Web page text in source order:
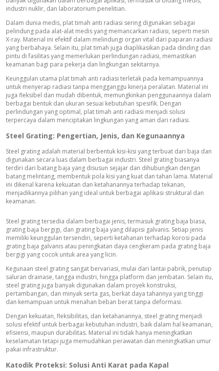
industri nuklir, dan laboratorium penelitian.
Dalam dunia medis, plat timah anti radiasi sering digunakan sebagai
pelindung pada alat-alat medis yang memancarkan radiasi, seperti mesin
X-ray. Material ini efektif dalam melindungi organ vital dari paparan radiasi
yang berbahaya. Selain itu, plat timah juga diaplikasikan pada dinding dan
pintu di fasilitas yang memerlukan perlindungan radiasi, memastikan
keamanan bagi para pekerja dan lingkungan sekitarnya.
Keunggulan utama plat timah anti radiasi terletak pada kemampuannya
untuk menyerap radiasi tanpa mengganggu kinerja peralatan. Material ini
juga fleksibel dan mudah dibentuk, memungkinkan penggunaannya dalam
berbagai bentuk dan ukuran sesuai kebutuhan spesifik. Dengan
perlindungan yang optimal, plat timah anti radiasi menjadi solusi
terpercaya dalam menciptakan lingkungan yang aman dari radiasi.
Steel Grating: Pengertian, Jenis, dan Kegunaannya
Steel grating adalah material berbentuk kisi-kisi yang terbuat dari baja dan
digunakan secara luas dalam berbagai industri. Steel grating biasanya
terdiri dari batang baja yang disusun sejajar dan dihubungkan dengan
batang melintang, membentuk pola kisi yang kuat dan tahan lama. Material
ini dikenal karena kekuatan dan ketahanannya terhadap tekanan,
menjadikannya pilihan yang ideal untuk berbagai aplikasi struktural dan
keamanan.
Steel grating tersedia dalam berbagai jenis, termasuk grating baja biasa,
grating baja bergigi, dan grating baja yang dilapisi galvanis. Setiap jenis
memiliki keunggulan tersendiri, seperti ketahanan terhadap korosi pada
grating baja galvanis atau peningkatan daya cengkeram pada grating baja
bergigi yang cocok untuk area yang licin.
Kegunaan steel grating sangat bervariasi, mulai dari lantai pabrik, penutup
saluran drainase, tangga industri, hingga platform dan jembatan. Selain itu,
steel grating juga banyak digunakan dalam proyek konstruksi,
pertambangan, dan minyak serta gas, berkat daya tahannya yang tinggi
dan kemampuan untuk menahan beban berat tanpa deformasi.
Dengan kekuatan, fleksibilitas, dan ketahanannya, steel grating menjadi
solusi efektif untuk berbagai kebutuhan industri, baik dalam hal keamanan,
efisiensi, maupun durabilitas. Material ini tidak hanya meningkatkan
keselamatan tetapi juga memudahkan perawatan dan meningkatkan umur
pakai infrastruktur.
Katodik Proteksi: Solusi Anti Karat pada Kapal